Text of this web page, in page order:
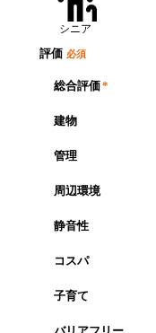
シニア
評価 必須
総合評価*
建物
管理
周辺環境
静音性
コスパ
子育て